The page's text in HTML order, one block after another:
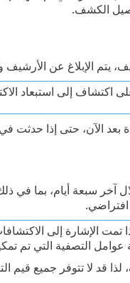
الكشف.
يتم الإبلاغ عن
اكتشاف إلى استبعاد
بعد الآن، حتى إذا حدثت
آخر سبعة أيام، بما في
تمت الإشارة إلى
التصفية التي تم
قد لا تتوفر جميع قيم